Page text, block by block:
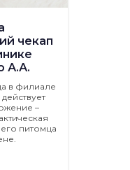
чекап
А.А.
в филиале
–
питомца